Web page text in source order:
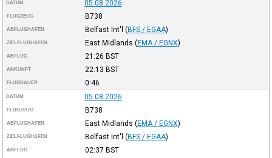
DATUM 05.08.2026
FLUGZEUG B738
ABFLUGHAFEN Belfast Int'l (BFS / EGAA)
ZIELFLUGHAFEN East Midlands (EMA / EGNX)
ABFLUG 21:26 BST
ANKUNFT 22:13 BST
FLUGDAUER 0:46
DATUM 05.08.2026
FLUGZEUG B738
ABFLUGHAFEN East Midlands (EMA / EGNX)
ZIELFLUGHAFEN Belfast Int'l (BFS / EGAA)
ABFLUG 02:37 BST